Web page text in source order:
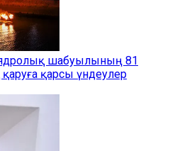
шабуылының 81
қарсы үндеулер